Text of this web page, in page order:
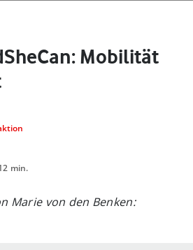
Mobilität
min.
Marie von den Benken: